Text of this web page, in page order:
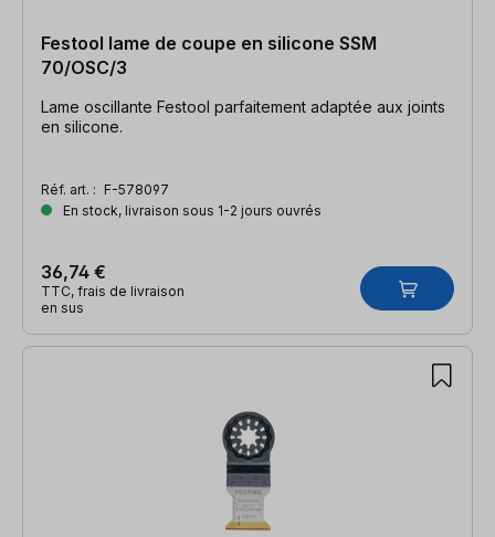
Festool lame de coupe en silicone SSM
70/OSC/3
Lame oscillante Festool parfaitement adaptée aux joints
en silicone.
Réf. art. : F-578097
En stock, livraison sous 1-2 jours ouvrés
36,74 €
TTC, frais de livraison
en sus